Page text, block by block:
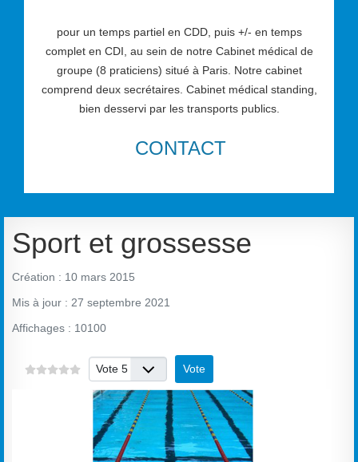
pour un temps partiel en CDD, puis +/- en temps
complet en CDI, au sein de notre Cabinet médical de
groupe (8 praticiens) situé à Paris. Notre cabinet
comprend deux secrétaires. Cabinet médical standing,
bien desservi par les transports publics.
CONTACT
Sport et grossesse
Création : 10 mars 2015
Mis à jour : 27 septembre 2021
Affichages : 10100
Veuillez voter